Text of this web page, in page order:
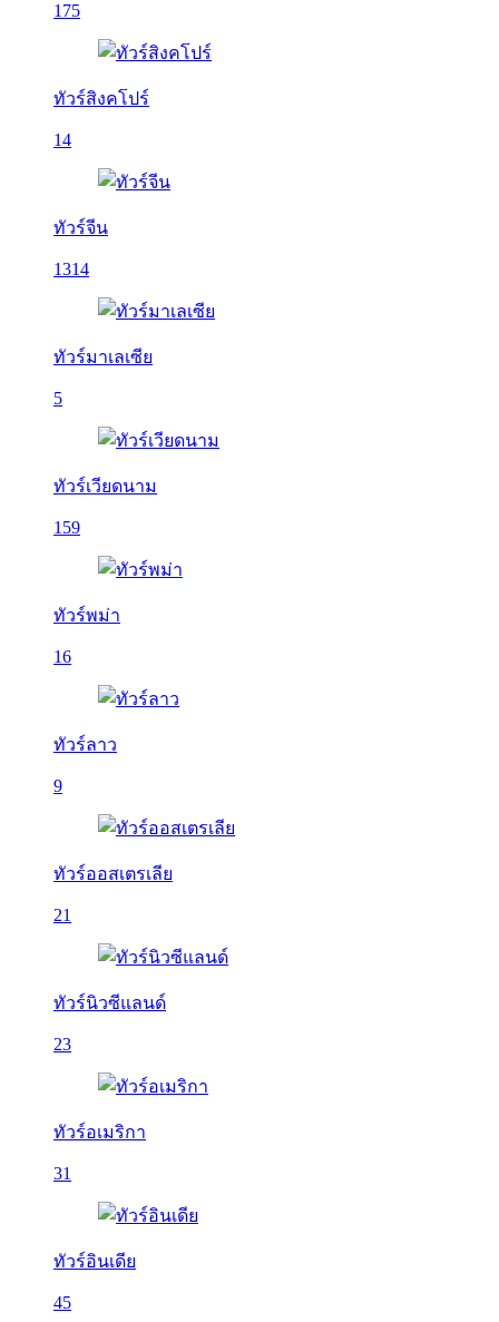
175
ทัวร์สิงคโปร์
14
ทัวร์จีน
1314
ทัวร์มาเลเซีย
5
ทัวร์เวียดนาม
159
ทัวร์พม่า
16
ทัวร์ลาว
9
ทัวร์ออสเตรเลีย
21
ทัวร์นิวซีแลนด์
23
ทัวร์อเมริกา
31
ทัวร์อินเดีย
45